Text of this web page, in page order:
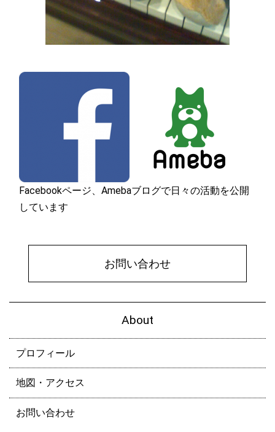
Facebookページ、Amebaブログで日々の活動を公開
しています
お問い合わせ
About
プロフィール
地図・アクセス
お問い合わせ